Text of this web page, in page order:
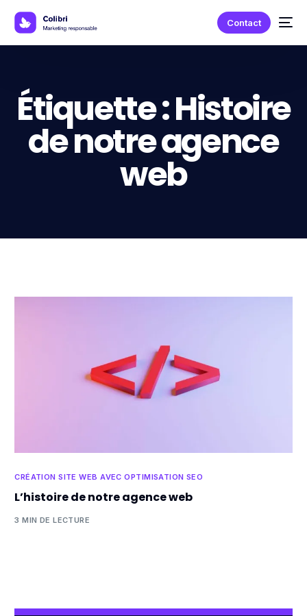
Contact
Étiquette :Histoire
de notre agence
web
CRÉATION SITE WEB AVEC OPTIMISATION SEO
L’histoire de notre agence web
3 MIN DE LECTURE